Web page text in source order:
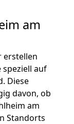
am
erstellen
auf
Diese
davon, ob
am
Standorts